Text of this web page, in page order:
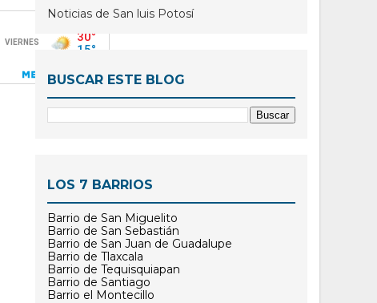
Noticias de San luis Potosí
BUSCAR ESTE BLOG
LOS 7 BARRIOS
Barrio de San Miguelito
Barrio de San Sebastián
Barrio de San Juan de Guadalupe
Barrio de Tlaxcala
Barrio de Tequisquiapan
Barrio de Santiago
Barrio el Montecillo